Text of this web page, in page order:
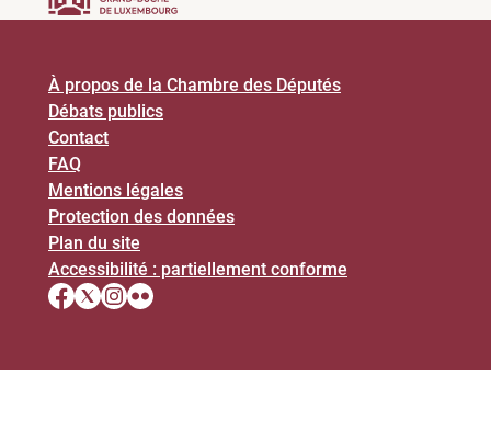
À propos de la Chambre des Députés
Débats publics
Contact
FAQ
Mentions légales
Protection des données
Plan du site
Accessibilité : partiellement conforme